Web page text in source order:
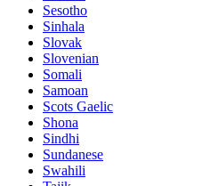
Sesotho
Sinhala
Slovak
Slovenian
Somali
Samoan
Scots Gaelic
Shona
Sindhi
Sundanese
Swahili